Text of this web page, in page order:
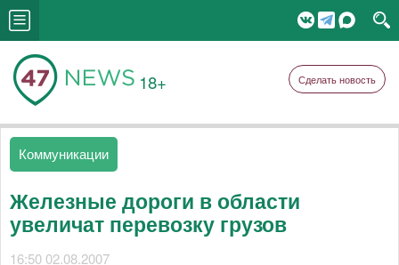
18+ Сделать новость
Коммуникации
Железные дороги в области
увеличат перевозку грузов
16:50 02.08.2007